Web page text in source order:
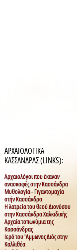
ΑΡΧΑΙΟΛΟΓΙΚΑ
ΚΑΣΣΑΝΔΡΑΣ (LINKS):
Αρχαιολόγοι που έκαναν
ανασκαφές στην Κασσάνδρα
Μυθολογία - Γιγαντομαχία
στήν Κασσάνδρα
Η λατρεία του θεού Διονύσου
στην Κασσάνδρα Χαλκιδικής
Αρχαία τοπωνύμια της
Κασσάνδρας
Ιερό του 'Αμμωνος Διός στην
Καλλιθέα